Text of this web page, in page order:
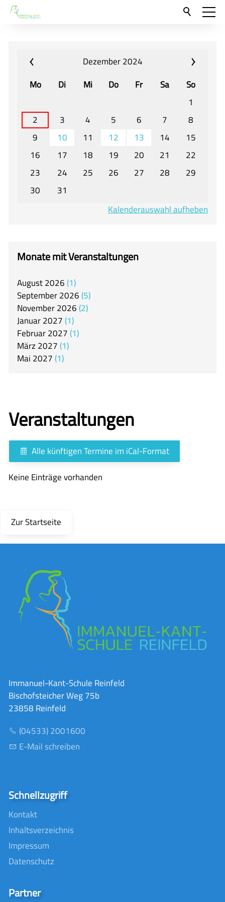
Neu hier?
Für Eltern und Schüler
Veranstaltungen und Termine
Unser Unterricht - Fachcurricula
Unsere Konzepte
Downloads
Unter-, Mittel und Oberstufe
Offener Ganztag
Mensa
Unsere Schulgemeinschaft
Kontakt
🇬🇧
Dezember 2024
Mo
Di Mi Do Fr Sa
So
1
2
3 4 5 6 7
8
9
10 11 12 13 14
15
16
17 18 19 20 21
22
23
24 25 26 27 28
29
30
31
Kalenderauswahl aufheben
Monate mit Veranstaltungen
August2026 1
September2026 5
November2026 2
Januar2027 1
Februar2027 1
März 2027 1
Mai 2027 1
Veranstaltungen
Alle künftigen Termine im iCal-Format
Keine Einträge vorhanden
Zur Startseite
Immanuel-Kant-Schule Reinfeld
Bischofsteicher Weg 75b
23858 Reinfeld
(04533) 2001600
E-Mail schreiben
Schnellzugriff
Kontakt
Inhaltsverzeichnis
Impressum
Datenschutz
Partner